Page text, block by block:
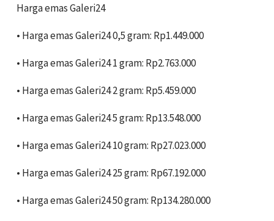
Harga emas Galeri24
• Harga emas Galeri24 0,5 gram: Rp1.449.000
• ‎Harga emas Galeri24 1 gram: Rp2.763.000
• Harga emas Galeri24 2 gram: Rp5.459.000
• ‎Harga emas Galeri24 5 gram: Rp13.548.000
• ‎Harga emas Galeri24 10 gram: Rp27.023.000
• ‎Harga emas Galeri24 25 gram: Rp67.192.000
• ‎Harga emas Galeri24 50 gram: Rp134.280.000